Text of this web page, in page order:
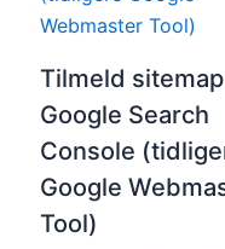
Tilmeld
Google Search
Console
Google
Tool)